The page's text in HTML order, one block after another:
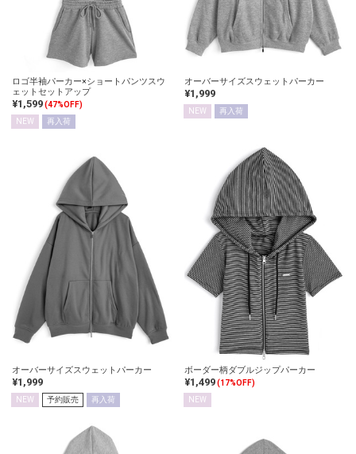
ロゴ半袖パーカー×ショートパンツスウ
ェットセットアップ
¥1,599(47%OFF)
NEW
再入荷
オーバーサイズスウェットパーカー
¥1,999
NEW 再入荷
オーバーサイズスウェットパーカー
¥1,999
NEW 予約販売 再入荷
ボーダー柄ダブルジップパーカー
¥1,499(17%OFF)
NEW